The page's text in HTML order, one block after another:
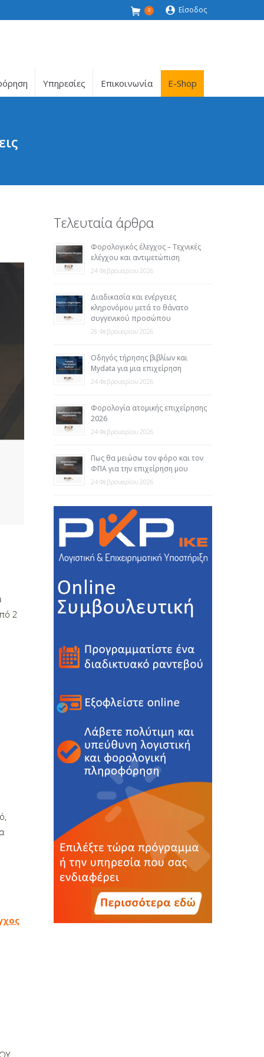
0 Είσοδος
Υπηρεσίες Επικοινωνία E-Shop
2
Τελευταία άρθρα
Φορολογικός έλεγχος – Τεχνικές
ελέγχου και αντιμετώπιση
24 Φεβρουαρίου 2026
Διαδικασία και ενέργειες
κληρονόμου μετά το θάνατο
συγγενικού προσώπου
26 Φεβρουαρίου 2026
Οδηγός τήρησης βιβλίων και
Mydata για μια επιχείρηση
24 Φεβρουαρίου 2026
Φορολογία ατομικής επιχείρησης
2026
24 Φεβρουαρίου 2026
Πως θα μειώσω τον φόρο και τον
ΦΠΑ για την επιχείρηση μου
24 Φεβρουαρίου 2026